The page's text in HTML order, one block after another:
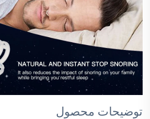
توضیحات محصول